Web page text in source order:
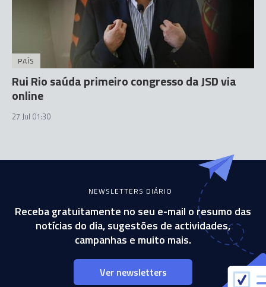
PAÍS
Rui Rio saúda primeiro congresso da JSD via
online
27 Jul 01:30
NEWSLETTERS DIÁRIO
Receba gratuitamente no seu e-mail o resumo das
notícias do dia, sugestões de actividades,
campanhas e muito mais.
Ver newsletters